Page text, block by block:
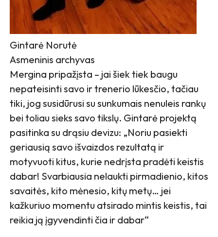
Gintarė Norutė
Asmeninis archyvas
Mergina pripažįsta – jai šiek tiek baugu
nepateisinti savo ir trenerio lūkesčio, tačiau
tiki, jog susidūrusi su sunkumais nenuleis rankų
bei toliau sieks savo tikslų. Gintarė projektą
pasitinka su drąsiu devizu: „Noriu pasiekti
geriausią savo išvaizdos rezultatą ir
motyvuoti kitus, kurie nedrįsta pradėti keistis
dabar! Svarbiausia nelaukti pirmadienio, kitos
savaitės, kito mėnesio, kitų metų… jei
kažkuriuo momentu atsirado mintis keistis, tai
reikia ją įgyvendinti čia ir dabar“